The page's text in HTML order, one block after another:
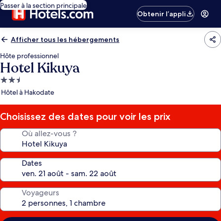
Passer à la section principale
Obtenir l’appli
Afficher tous les hébergements
Hôte professionnel
Hotel Kikuya
Hébergement
2.5 étoiles
Hôtel à Hakodate
Choisissez des dates pour voir les prix
Où allez-vous ?
Dates
Voyageurs